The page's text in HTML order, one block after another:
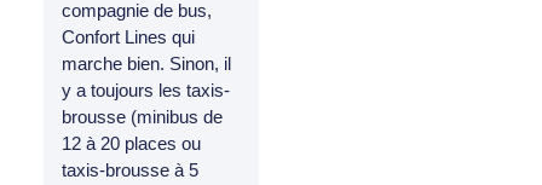
compagnie de bus,
Confort Lines qui
marche bien. Sinon, il
y a toujours les taxis-
brousse (minibus de
12 à 20 places ou
taxis-brousse à 5